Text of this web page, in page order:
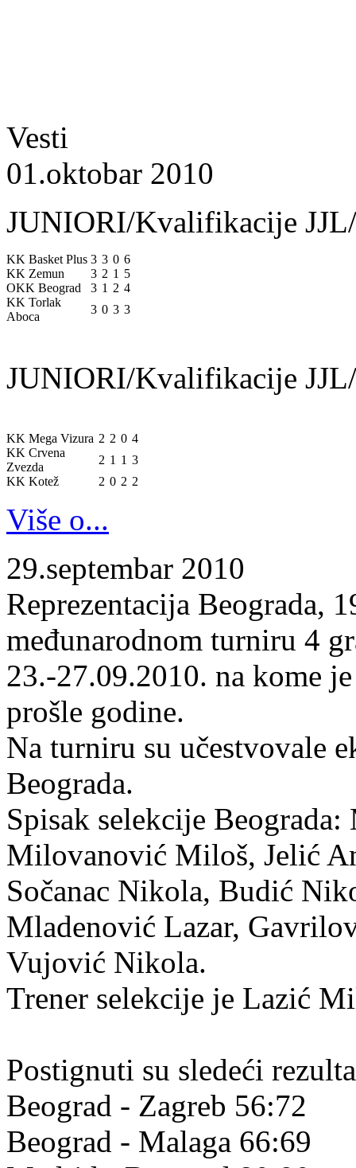
Vesti
01.oktobar 2010
JUNIORI/Kvalifikacije
KK Basket Plus 3 3 0 6
KK Zemun
3 2 1 5
OKK Beograd
3 1 2 4
KK Torlak
Aboca
3 0 3 3
JUNIORI/Kvalifikacije
KK Mega Vizura 2 2 0 4
KK Crvena
Zvezda
2 1 1 3
KK Kotež
2 0 2 2
Više o...
29.septembar 2010
Reprezentacija Beograda,
međunarodnom turniru 4
23.-27.09.2010. na kome
prošle godine.
Na turniru su učestvovale
Beograda.
Spisak selekcije
Milovanović Miloš, Jelić
Sočanac Nikola, Budić
Mladenović Lazar,
Vujović Nikola.
Trener selekcije je Lazić
Postignuti su sledeći
Beograd - Zagreb 56:72
Beograd - Malaga 66:69